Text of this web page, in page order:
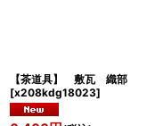
【茶道具】 敷瓦 織部
[x208kdg18023]